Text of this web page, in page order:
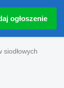
ogłoszenie